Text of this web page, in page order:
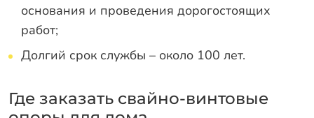
основания и проведения дорогостоящих
работ;
Долгий срок службы – около 100 лет.
Где заказать свайно-винтовые